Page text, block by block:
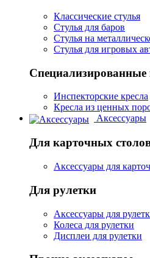
Классические стулья
Стулья для баров
Стулья на
Стулья для игровых
Специализированные
Инспекторские кресла
Кресла из ценных
Аксессуары
Для карточных
Аксессуары для
Для рулетки
Аксессуары для
Колеса для рулетки
Дисплеи для рулетки